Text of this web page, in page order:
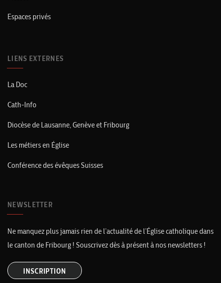
Espaces privés
LIENS EXTERNES
La Doc
Cath-Info
Diocèse de Lausanne, Genève et Fribourg
Les métiers en Église
Conférence des évêques Suisses
NEWSLETTER
Ne manquez plus jamais rien de l’actualité de l’Église catholique dans
le canton de Fribourg ! Souscrivez dès à présent à nos newsletters !
INSCRIPTION